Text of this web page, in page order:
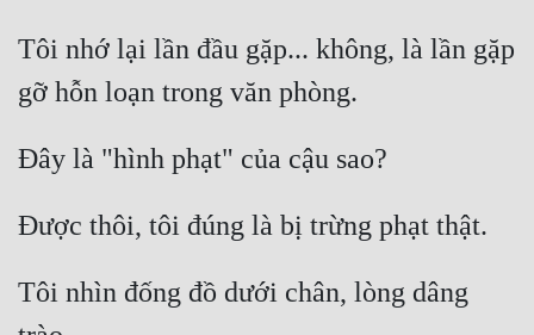
Tôi nhớ lại lần đầu gặp... không, là lần gặp
gỡ hỗn loạn trong văn phòng.
Đây là "hình phạt" của cậu sao?
Được thôi, tôi đúng là bị trừng phạt thật.
Tôi nhìn đống đồ dưới chân, lòng dâng